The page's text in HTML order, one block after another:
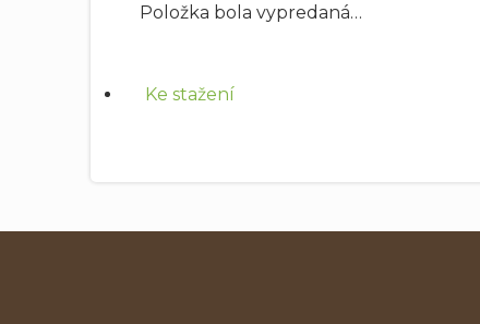
Položka bola vypredaná…
Ke stažení